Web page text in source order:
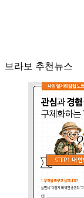
브라보 추천뉴스